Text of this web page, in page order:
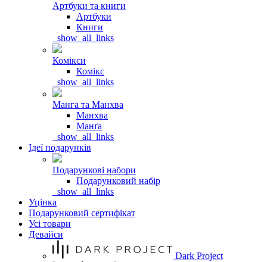
Артбуки та книги
Артбуки
Книги
_show_all_links
Комікси
Комікс
_show_all_links
Манга та Манхва
Манхва
Манґа
_show_all_links
Ідеї подарунків
Подарункові набори
Подарунковий набір
_show_all_links
Уцінка
Подарунковий сертифікат
Усі товари
Девайси
Dark Project